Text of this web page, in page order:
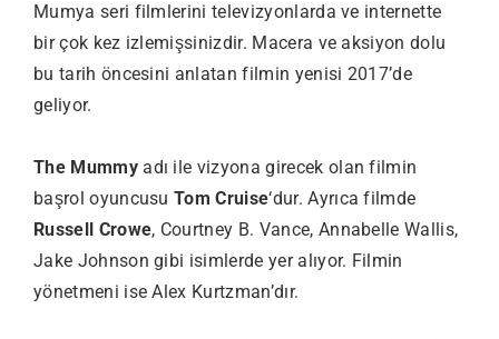
Mumya seri filmlerini televizyonlarda ve internette
bir çok kez izlemişsinizdir. Macera ve aksiyon dolu
bu tarih öncesini anlatan filmin yenisi 2017’de
geliyor.
The Mummyadı ile vizyona girecek olan filmin
başrol oyuncusuTom Cruise‘dur. Ayrıca filmde
Russell Crowe, Courtney B. Vance, Annabelle Wallis,
Jake Johnson gibi isimlerde yer alıyor. Filmin
yönetmeni ise Alex Kurtzman’dır.